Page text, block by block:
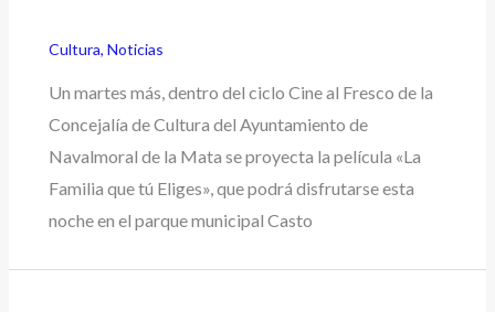
Cultura,Noticias
Un martes más, dentro del ciclo Cine al Fresco de la
Concejalía de Cultura del Ayuntamiento de
Navalmoral de la Mata se proyecta la película «La
Familia que tú Eliges», que podrá disfrutarse esta
noche en el parque municipal Casto